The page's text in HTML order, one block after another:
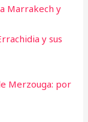
Marrakech y
y sus
Merzouga: por